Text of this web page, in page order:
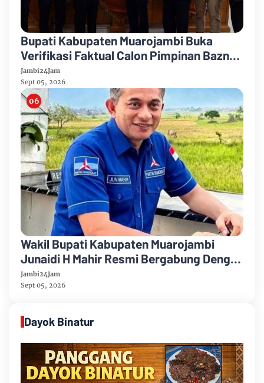
Bupati Kabupaten Muarojambi Buka
Verifikasi Faktual Calon Pimpinan Baznas
Tahun 2026-2031
Jambi24Jam
Sept 05, 2026
Wakil Bupati Kabupaten Muarojambi
Junaidi H Mahir Resmi Bergabung Dengan
Partai Demikrat
Jambi24Jam
Sept 05, 2026
Dayok Binatur